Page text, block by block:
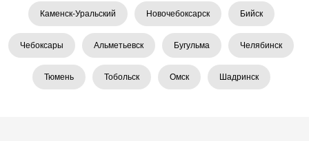
Каменск-Уральский Новочебоксарск Бийск
Чебоксары Альметьевск Бугульма Челябинск
Тюмень Тобольск Омск Шадринск